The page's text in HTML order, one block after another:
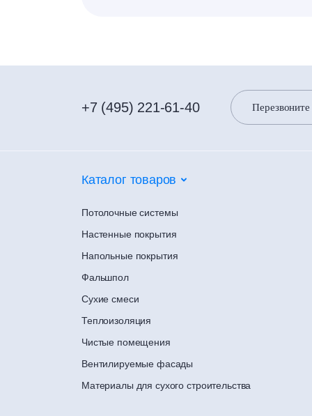
+7 (495) 221-61-40
Каталог товаров
Потолочные системы
Настенные покрытия
Напольные покрытия
Фальшпол
Сухие смеси
Теплоизоляция
Чистые помещения
Вентилируемые фасады
Материалы для сухого строительства